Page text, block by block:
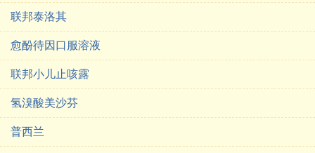
联邦泰洛其
愈酚待因口服溶液
联邦小儿止咳露
氢溴酸美沙芬
普西兰